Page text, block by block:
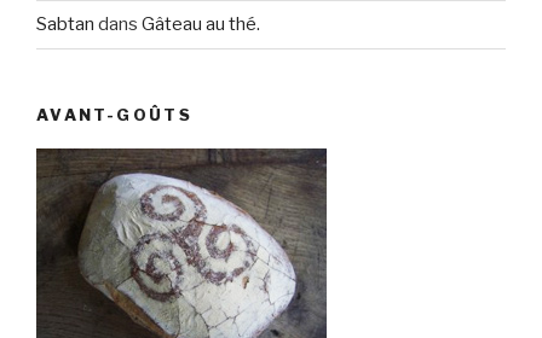
Sabtan dans Gâteau au thé.
AVANT-GOÛTS